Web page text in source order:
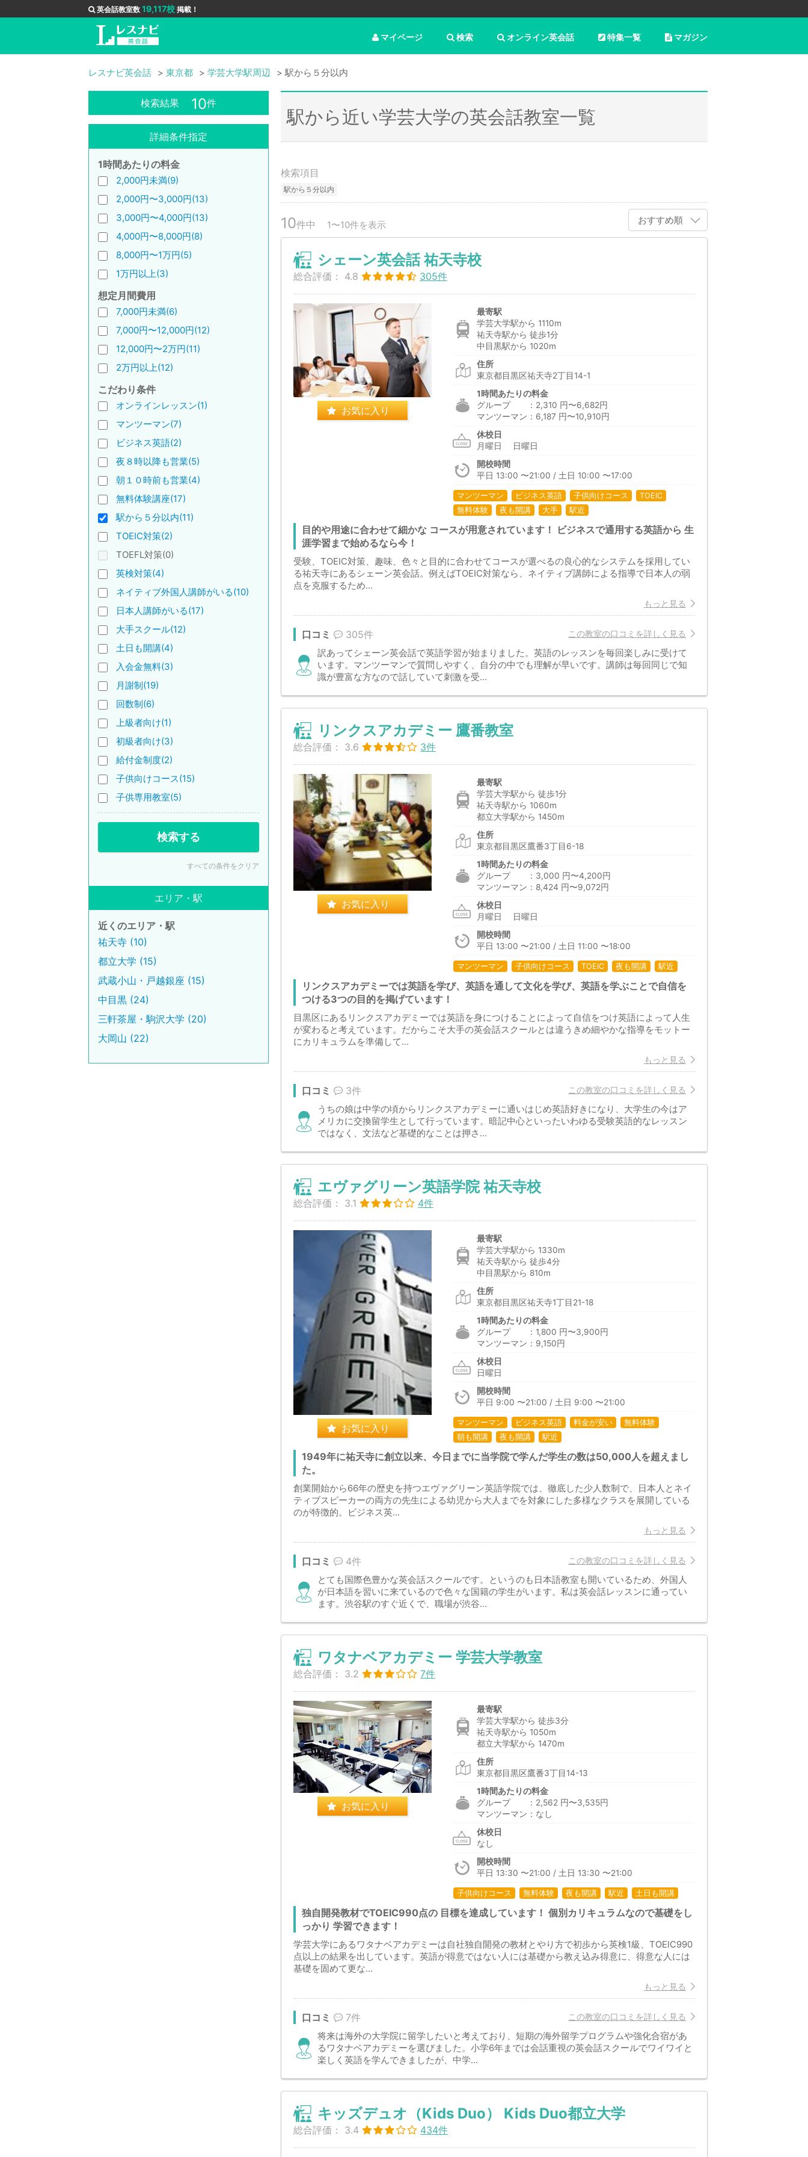
英会話教室数 19,117校 掲載！
マガジン
特集一覧
オンライン英会話
検索
マイページ
レスナビ英会話 東京都 学芸大学駅周辺 駅から５分以内
検索結果 10件
詳細条件指定
1時間あたりの料金
2,000円未満(9)
2,000円〜3,000円(13)
3,000円〜4,000円(13)
4,000円〜8,000円(8)
8,000円〜1万円(5)
1万円以上(3)
想定月間費用
7,000円未満(6)
7,000円〜12,000円(12)
12,000円〜2万円(11)
2万円以上(12)
こだわり条件
オンラインレッスン(1)
マンツーマン(7)
ビジネス英語(2)
夜８時以降も営業(5)
朝１０時前も営業(4)
無料体験講座(17)
駅から５分以内(11)
TOEIC対策(2)
TOEFL対策(0)
英検対策(4)
ネイティブ外国人講師がいる(10)
日本人講師がいる(17)
大手スクール(12)
土日も開講(4)
入会金無料(3)
月謝制(19)
回数制(6)
上級者向け(1)
初級者向け(3)
給付金制度(2)
子供向けコース(15)
子供専用教室(5)
検索する
すべての条件をクリア
エリア・駅
近くのエリア・駅
祐天寺 (10)
都立大学 (15)
武蔵小山・戸越銀座 (15)
中目黒 (24)
三軒茶屋・駒沢大学 (20)
大岡山 (22)
駅から近い学芸大学の英会話教室一覧
検索項目
駅から５分以内
10件中 1〜10件を表示 おすすめ順
シェーン英会話 祐天寺校
総合評価： 4.8 305件
お気に入り
最寄駅
学芸大学駅から 1110m
祐天寺駅から 徒歩1分
中目黒駅から 1020m
住所
東京都目黒区祐天寺2丁目14-1
1時間あたりの料金
グループ ：2,310 円〜6,682円
マンツーマン：6,187 円〜10,910円
休校日
月曜日 日曜日
開校時間
平日 13:00 〜21:00 / 土日 10:00 〜17:00
マンツーマン ビジネス英語 子供向けコース
TOEIC
無料体験
夜も開講 大手 駅近
目的や用途に合わせて細かな コースが用意されています！ ビジネスで通用する英語から 生
涯学習まで始めるなら今！
受験、TOEIC対策、趣味、色々と目的に合わせてコースが選べるの良心的なシステムを採用してい
る祐天寺にあるシェーン英会話。例えばTOEIC対策なら、ネイティブ講師による指導で日本人の弱
点を克服するため...
もっと見る
この教室の口コミを詳しく見る
口コミ 305件
訳あってシェーン英会話で英語学習が始まりました。英語のレッスンを毎回楽しみに受けて
います。マンツーマンで質問しやすく、自分の中でも理解が早いです。講師は毎回同じで知
識が豊富な方なので話していて刺激を受...
リンクスアカデミー 鷹番教室
総合評価： 3.6 3件
お気に入り
最寄駅
学芸大学駅から 徒歩1分
祐天寺駅から 1060m
都立大学駅から 1450m
住所
東京都目黒区鷹番3丁目6-18
1時間あたりの料金
グループ ：3,000 円〜4,200円
マンツーマン：8,424 円〜9,072円
休校日
月曜日 日曜日
開校時間
平日 13:00 〜21:00 / 土日 11:00 〜18:00
マンツーマン 子供向けコース TOEIC 夜も開講 駅近
リンクスアカデミーでは英語を学び、英語を通して文化を学び、英語を学ぶことで自信を
つける3つの目的を掲げています！
目黒区にあるリンクスアカデミーでは英語を身につけることによって自信をつけ英語によって人生
が変わると考えています。だからこそ大手の英会話スクールとは違うきめ細やかな指導をモットー
にカリキュラムを準備して...
もっと見る
この教室の口コミを詳しく見る
口コミ 3件
うちの娘は中学の頃からリンクスアカデミーに通いはじめ英語好きになり、大学生の今はア
メリカに交換留学生として行っています。暗記中心といったいわゆる受験英語的なレッスン
ではなく、文法など基礎的なことは押さ...
エヴァグリーン英語学院 祐天寺校
総合評価： 3.1 4件
お気に入り
最寄駅
学芸大学駅から 1330m
祐天寺駅から 徒歩4分
中目黒駅から 810m
住所
東京都目黒区祐天寺1丁目21-18
1時間あたりの料金
グループ ：1,800 円〜3,900円
マンツーマン：9,150円
休校日
日曜日
開校時間
平日 9:00 〜21:00 / 土日 9:00 〜21:00
マンツーマン ビジネス英語 料金が安い
無料体験
朝も開講
夜も開講 駅近
1949年に祐天寺に創立以来、今日までに当学院で学んだ学生の数は50,000人を超えまし
た。
創業開始から66年の歴史を持つエヴァグリーン英語学院では、徹底した少人数制で、日本人とネイ
ティブスピーカーの両方の先生による幼児から大人までを対象にした多様なクラスを展開している
のが特徴的。ビジネス英...
もっと見る
この教室の口コミを詳しく見る
口コミ 4件
とても国際色豊かな英会話スクールです。というのも日本語教室も開いているため、外国人
が日本語を習いに来ているので色々な国籍の学生がいます。私は英会話レッスンに通ってい
ます。渋谷駅のすぐ近くで、職場が渋谷...
ワタナベアカデミー 学芸大学教室
総合評価： 3.2 7件
お気に入り
最寄駅
学芸大学駅から 徒歩3分
祐天寺駅から 1050m
都立大学駅から 1470m
住所
東京都目黒区鷹番3丁目14-13
1時間あたりの料金
グループ ：2,562 円〜3,535円
マンツーマン：なし
休校日
なし
開校時間
平日 13:30 〜21:00 / 土日 13:30 〜21:00
子供向けコース 無料体験 夜も開講 駅近 土日も開講
独自開発教材でTOEIC990点の 目標を達成しています！ 個別カリキュラムなので基礎をし
っかり 学習できます！
学芸大学にあるワタナベアカデミーは自社独自開発の教材とやり方で初歩から英検1級、TOEIC990
点以上の結果を出しています。英語が得意ではない人には基礎から教え込み得意に、得意な人には
基礎を固めて更な...
もっと見る
この教室の口コミを詳しく見る
口コミ 7件
将来は海外の大学院に留学したいと考えており、短期の海外留学プログラムや強化合宿があ
るワタナベアカデミーを選びました。小学6年までは会話重視の英会話スクールでワイワイと
楽しく英語を学んできましたが、中学...
キッズデュオ（Kids Duo） Kids Duo都立大学
総合評価： 3.4 434件